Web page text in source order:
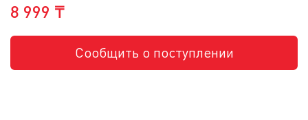
8 999 ₸
Сообщить о поступлении